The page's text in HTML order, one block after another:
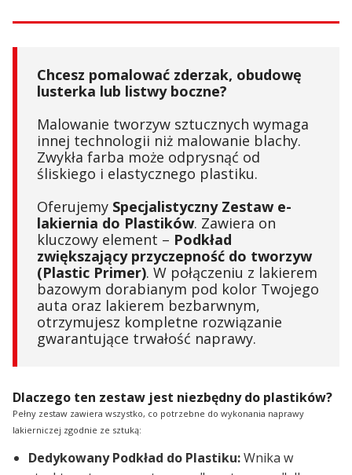
Chcesz pomalować zderzak, obudowę
lusterka lub listwy boczne?
Malowanie tworzyw sztucznych wymaga
innej technologii niż malowanie blachy.
Zwykła farba może odprysnąć od
śliskiego i elastycznego plastiku.
Oferujemy Specjalistyczny Zestaw e-
lakiernia do Plastików. Zawiera on
kluczowy element – Podkład
zwiększający przyczepność do tworzyw
(Plastic Primer). W połączeniu z lakierem
bazowym dorabianym pod kolor Twojego
auta oraz lakierem bezbarwnym,
otrzymujesz kompletne rozwiązanie
gwarantujące trwałość naprawy.
Dlaczego ten zestaw jest niezbędny do plastików?
Pełny zestaw zawiera wszystko, co potrzebne do wykonania naprawy
lakierniczej zgodnie ze sztuką:
Dedykowany Podkład do Plastiku:Wnika w